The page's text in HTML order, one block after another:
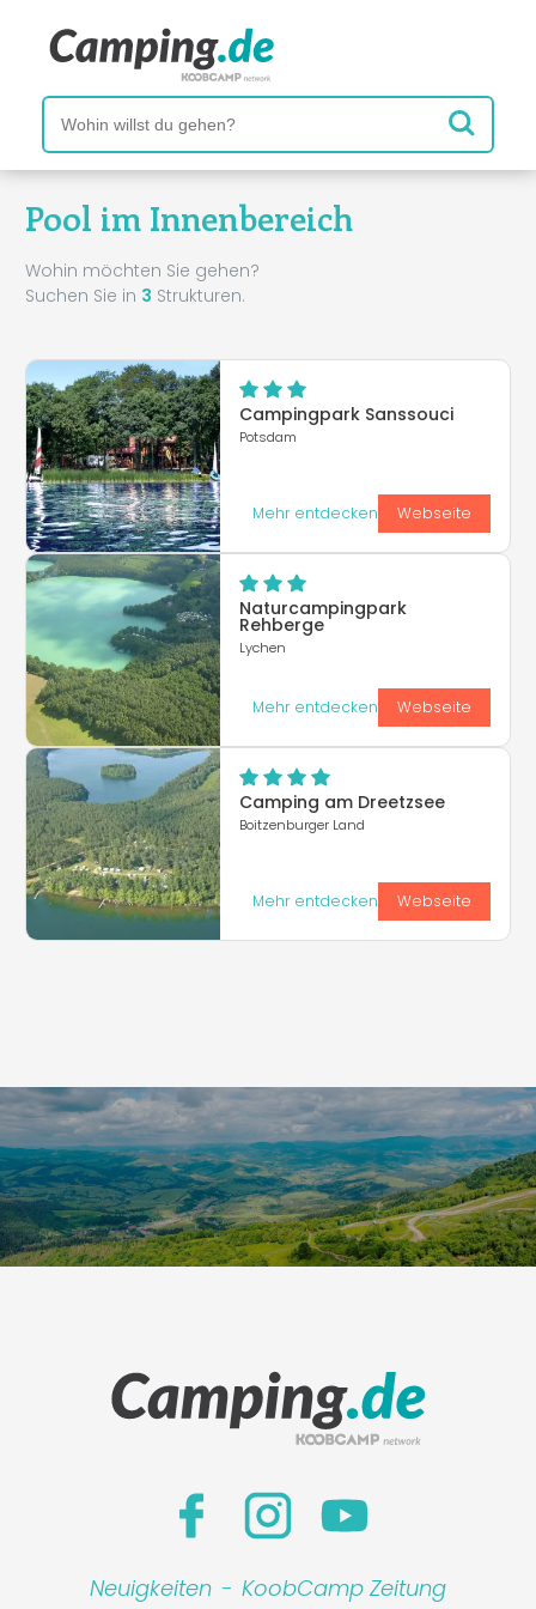
Pool im Innenbereich
Wohin möchten Sie gehen?
Suchen Sie in 3 Strukturen.
Campingpark Sanssouci
Potsdam
Mehr entdecken Webseite
Naturcampingpark
Rehberge
Lychen
Mehr entdecken Webseite
Camping am Dreetzsee
Boitzenburger Land
Mehr entdecken Webseite
Neuigkeiten - KoobCamp Zeitung